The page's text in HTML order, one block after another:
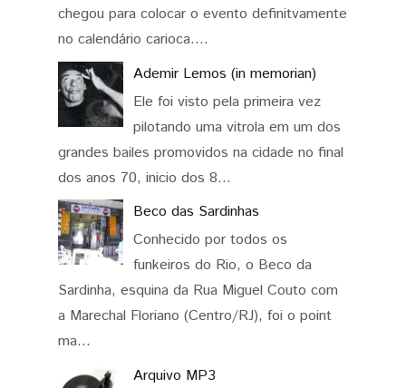
chegou para colocar o evento definitvamente
no calendário carioca....
Ademir Lemos (in memorian)
Ele foi visto pela primeira vez
pilotando uma vitrola em um dos
grandes bailes promovidos na cidade no final
dos anos 70, inicio dos 8...
Beco das Sardinhas
Conhecido por todos os
funkeiros do Rio, o Beco da
Sardinha, esquina da Rua Miguel Couto com
a Marechal Floriano (Centro/RJ), foi o point
ma...
Arquivo MP3